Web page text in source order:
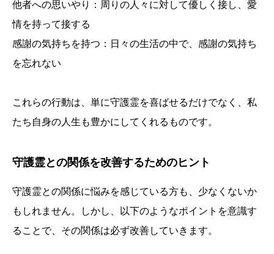
他者への思いやり：周りの人々に対して優しく接し、愛
情を持って接する
感謝の気持ちを持つ：日々の生活の中で、感謝の気持ち
を忘れない
これらの行動は、単に守護霊を喜ばせるだけでなく、私
たち自身の人生も豊かにしてくれるものです。
守護霊との関係を改善するためのヒント
守護霊との関係に悩みを感じている方も、少なくないか
もしれません。しかし、以下のようなポイントを意識す
ることで、その関係は必ず改善していきます。